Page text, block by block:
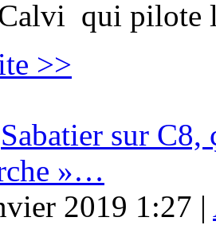
qui
>>
Sabatier sur C8,
»…
2019 1:27 |